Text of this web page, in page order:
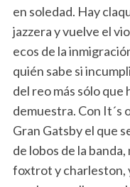
en soledad. Hay
jazzera y vuelve el
ecos de la
quién sabe si
del reo más sólo que
demuestra. Con It´s
Gran Gatsby el que
de lobos de la
foxtrot y charleston,